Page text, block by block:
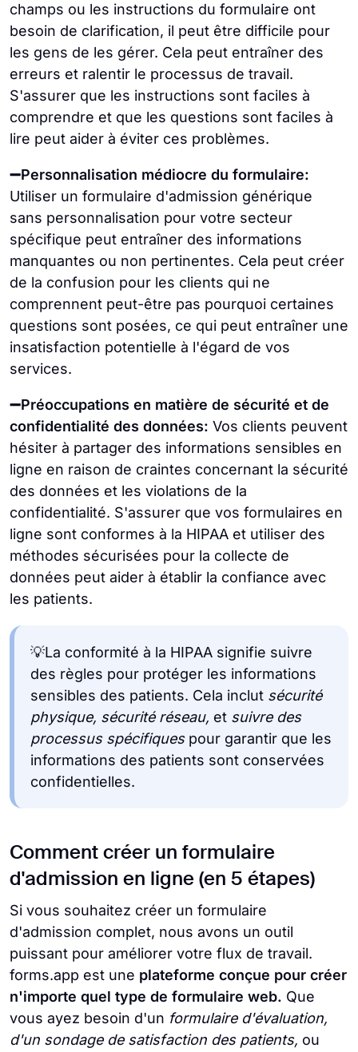
champs ou les instructions du formulaire ont
besoin de clarification, il peut être difficile pour
les gens de les gérer. Cela peut entraîner des
erreurs et ralentir le processus de travail.
S'assurer que les instructions sont faciles à
comprendre et que les questions sont faciles à
lire peut aider à éviter ces problèmes.
➖Personnalisation médiocre du formulaire:
Utiliser un formulaire d'admission générique
sans personnalisation pour votre secteur
spécifique peut entraîner des informations
manquantes ou non pertinentes. Cela peut créer
de la confusion pour les clients qui ne
comprennent peut-être pas pourquoi certaines
questions sont posées, ce qui peut entraîner une
insatisfaction potentielle à l'égard de vos
services.
➖Préoccupations en matière de sécurité et de
confidentialité des données: Vos clients peuvent
hésiter à partager des informations sensibles en
ligne en raison de craintes concernant la sécurité
des données et les violations de la
confidentialité. S'assurer que vos formulaires en
ligne sont conformes à la HIPAA et utiliser des
méthodes sécurisées pour la collecte de
données peut aider à établir la confiance avec
les patients.
💡La conformité à la HIPAA signifie suivre
des règles pour protéger les informations
sensibles des patients. Cela inclut sécurité
physique, sécurité réseau, et suivre des
processus spécifiquespour garantir que les
informations des patients sont conservées
confidentielles.
Comment créer un formulaire
d'admission en ligne (en 5 étapes)
Si vous souhaitez créer un formulaire
d'admission complet, nous avons un outil
puissant pour améliorer votre flux de travail.
forms.app est une plateforme conçue pour créer
n'importe quel type de formulaire web. Que
vous ayez besoin d'un formulaire d'évaluation,
d'un sondage de satisfaction des patients, ou